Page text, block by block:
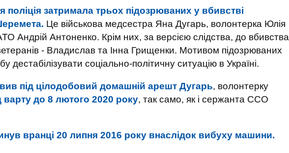
поліція затримала трьох підозрюваних у вбивстві
Це військова медсестра Яна Дугарь, волонтерка Юлія
Андрій Антоненко. Крім них, за версією слідства, до вбивства
- Владислав та Інна Грищенки. Мотивом підозрюваних
дестабілізувати соціально-політичну ситуацію в Україні.
під цілодобовий домашній арешт Дугарь, волонтерку
варту до 8 лютого 2020 року, так само, як і сержанта ССО
вранці 20 липня 2016 року внаслідок вибуху машини.